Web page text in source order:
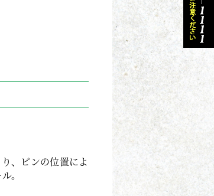
、ピンの位置によ
。